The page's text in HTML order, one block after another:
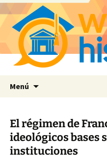
Menú
El régimen de
ideológicos bases
instituciones